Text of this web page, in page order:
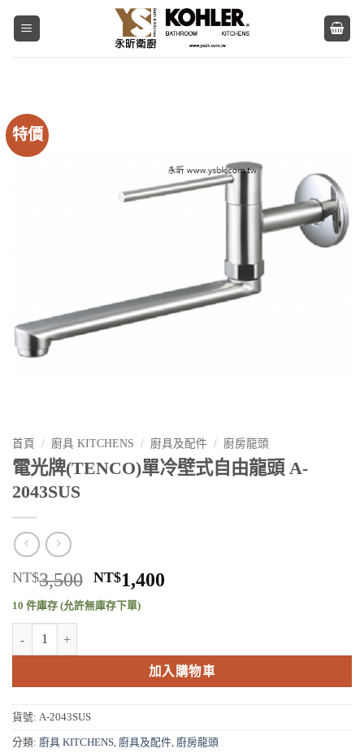
特價
首頁 / 廚具 KITCHENS / 廚具及配件 / 廚房龍頭
電光牌(TENCO)單冷壁式自由龍頭 A-
2043SUS
NT$3,500 原
始
NT$3,500。
NT$1,400
NT$1,400。
10 件庫存 (允許無庫存下單)
電光牌(TENCO)單冷壁式自由龍頭 A-2043SUS 數量
加入購物車
貨號: A-2043SUS
分類: 廚具 KITCHENS, 廚具及配件, 廚房龍頭